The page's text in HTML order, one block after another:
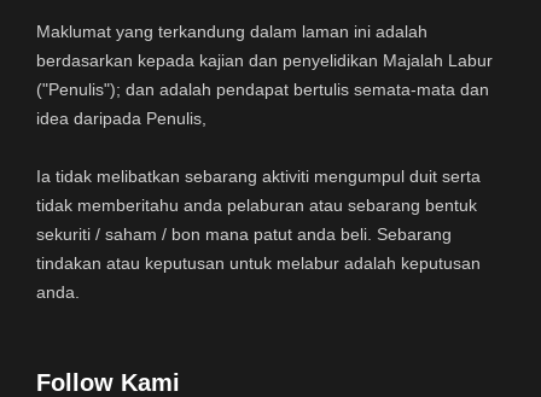
Maklumat yang terkandung dalam laman ini adalah
berdasarkan kepada kajian dan penyelidikan Majalah Labur
("Penulis"); dan adalah pendapat bertulis semata-mata dan
idea daripada Penulis,
Ia tidak melibatkan sebarang aktiviti mengumpul duit serta
tidak memberitahu anda pelaburan atau sebarang bentuk
sekuriti / saham / bon mana patut anda beli. Sebarang
tindakan atau keputusan untuk melabur adalah keputusan
anda.
Follow Kami